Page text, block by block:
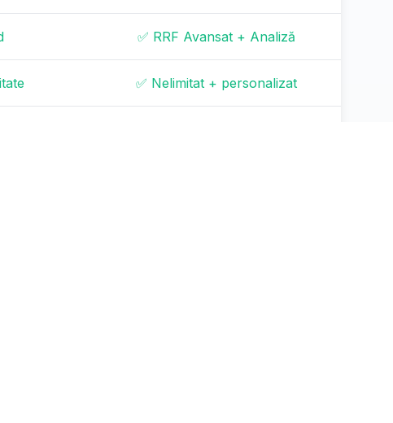
✅ RRF Avansat + Analiză
✅ Nelimitat + personalizat